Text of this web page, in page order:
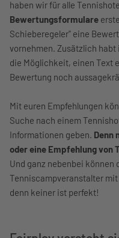
haben wir für alle
Bewertungsformulare
Schieberegeler" eine
vornehmen. Zusätzlich
die Möglichkeit, einen Text
Bewertung noch
Mit euren Empfehlungen
Suche nach einem
Informationen geben. Denn
oder eine Empfehlung von
Und ganz nebenbei können
Tenniscampveranstalter
denn keiner ist perfekt!